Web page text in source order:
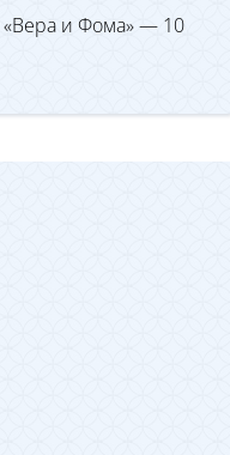
«Вера и Фома» — 10